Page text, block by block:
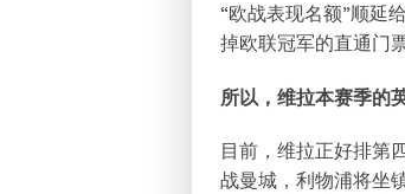
“欧战表现名额”顺延
掉欧联冠军的直通门
所以，维拉本赛季的
目前，维拉正好排第
战曼城，利物浦将坐